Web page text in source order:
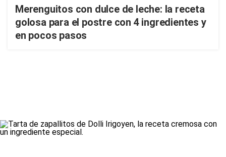
Merenguitos con dulce de leche: la receta
golosa para el postre con 4 ingredientes y
en pocos pasos